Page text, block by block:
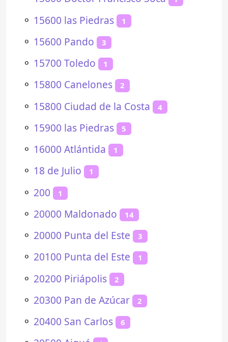
⚬ 15600 las Piedras 1
⚬ 15600 Pando 3
⚬ 15700 Toledo 1
⚬ 15800 Canelones 2
⚬ 15800 Ciudad de la Costa 4
⚬ 15900 las Piedras 5
⚬ 16000 Atlántida 1
⚬ 18 de Julio 1
⚬ 200 1
⚬ 20000 Maldonado 14
⚬ 20000 Punta del Este 3
⚬ 20100 Punta del Este 1
⚬ 20200 Piriápolis 2
⚬ 20300 Pan de Azúcar 2
⚬ 20400 San Carlos 6